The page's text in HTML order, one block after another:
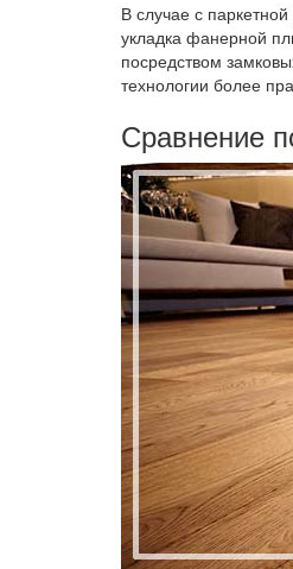
В случае с
укладка фанерной
посредством
технологии более
Сравнение